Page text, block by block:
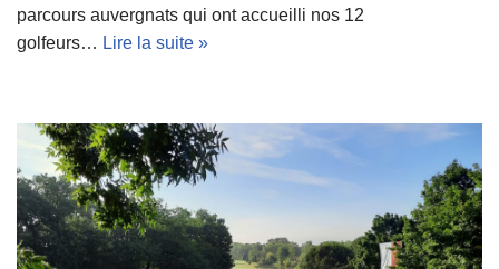
parcours auvergnats qui ont accueilli nos 12
golfeurs… Lire la suite »